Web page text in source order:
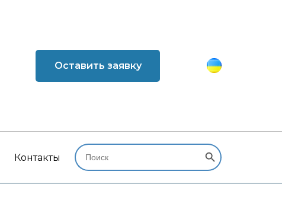
Оставить заявку
Контакты
Search
for:
Search Button